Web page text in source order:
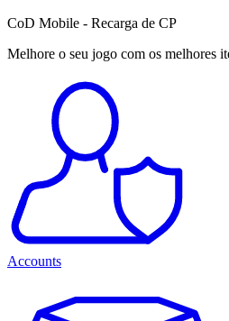
CoD Mobile - Recarga de CP
Melhore o seu jogo com os melhores
Accounts